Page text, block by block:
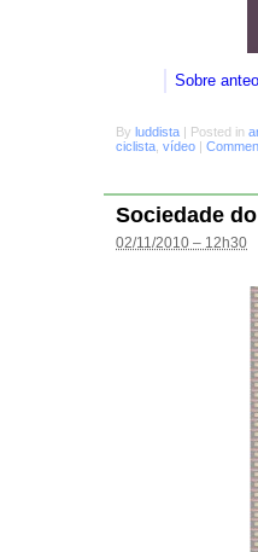
Sobre
By luddista Posted in
ciclista vídeo
Sociedade
02/11/2010 – 12h30